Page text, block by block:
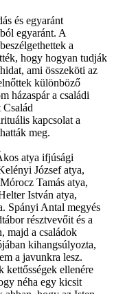
és egyaránt
egyaránt. A
a
hogy hogyan tudják
ami összeköti az
különböző
házaspár a családi
kapcsolat a
meg.
atya ifjúsági
József atya,
Tamás atya,
István atya,
Spányi Antal megyés
résztvevőit és a
majd a családok
kihangsúlyozta,
a javunkra lesz.
kettősségek ellenére
néha egy kicsit